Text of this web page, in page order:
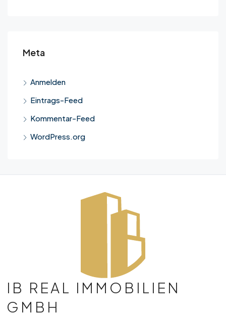
Meta
Anmelden
Eintrags-Feed
Kommentar-Feed
WordPress.org
IB REAL IMMOBILIEN
GMBH